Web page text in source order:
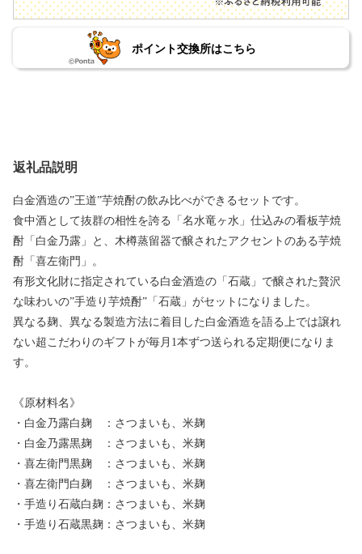
ポイント交換所はこちら
返礼品説明
白金酒造の”王道”芋焼酎の飲み比べができるセットです。
食中酒として抜群の相性を誇る「名水竜ヶ水」仕込みの看板芋焼
酎「白金乃露」と、木樽蒸留器で醸されたアクセントのある芋焼
酎「喜左衛門」。
有形文化財に指定されている白金酒造の「石蔵」で醸された贅沢
な味わいの”手造り芋焼酎”「石蔵」がセットになりました。
異なる麹、異なる製造方法に着目した白金酒造を語る上では譲れ
ない超こだわりのギフトが毎月1本ずつ送られる定期便になりま
す。
《原材料名》
・白金乃露白麹 ：さつまいも、米麹
・白金乃露黒麹 ：さつまいも、米麹
・喜左衛門黒麹 ：さつまいも、米麹
・喜左衛門白麹 ：さつまいも、米麹
・手造り石蔵白麹：さつまいも、米麹
・手造り石蔵黒麹：さつまいも、米麹